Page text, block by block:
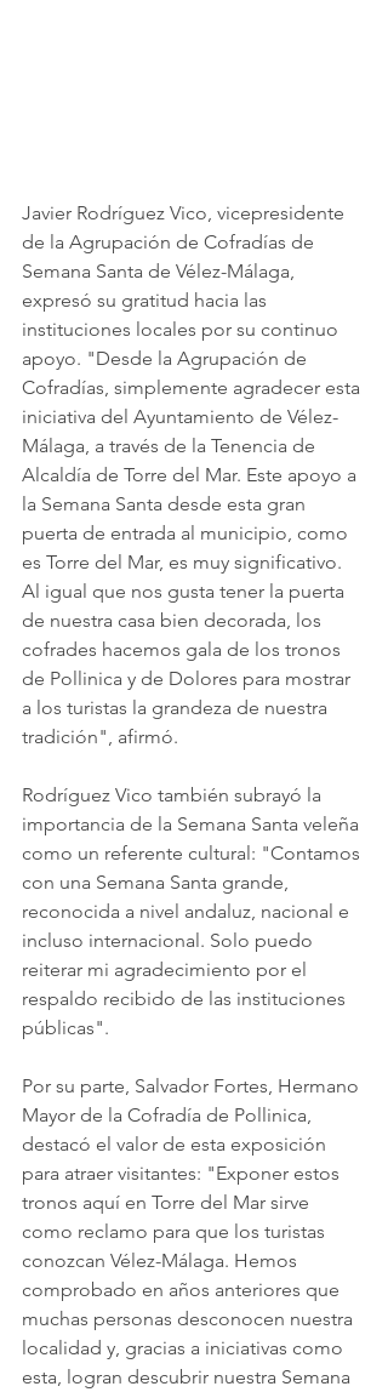
Javier Rodríguez Vico, vicepresidente
de la Agrupación de Cofradías de
Semana Santa de Vélez-Málaga,
expresó su gratitud hacia las
instituciones locales por su continuo
apoyo. "Desde la Agrupación de
Cofradías, simplemente agradecer esta
iniciativa del Ayuntamiento de Vélez-
Málaga, a través de la Tenencia de
Alcaldía de Torre del Mar. Este apoyo a
la Semana Santa desde esta gran
puerta de entrada al municipio, como
es Torre del Mar, es muy significativo.
Al igual que nos gusta tener la puerta
de nuestra casa bien decorada, los
cofrades hacemos gala de los tronos
de Pollinica y de Dolores para mostrar
a los turistas la grandeza de nuestra
tradición", afirmó.
Rodríguez Vico también subrayó la
importancia de la Semana Santa veleña
como un referente cultural: "Contamos
con una Semana Santa grande,
reconocida a nivel andaluz, nacional e
incluso internacional. Solo puedo
reiterar mi agradecimiento por el
respaldo recibido de las instituciones
públicas".
Por su parte, Salvador Fortes, Hermano
Mayor de la Cofradía de Pollinica,
destacó el valor de esta exposición
para atraer visitantes: "Exponer estos
tronos aquí en Torre del Mar sirve
como reclamo para que los turistas
conozcan Vélez-Málaga. Hemos
comprobado en años anteriores que
muchas personas desconocen nuestra
localidad y, gracias a iniciativas como
esta, logran descubrir nuestra Semana